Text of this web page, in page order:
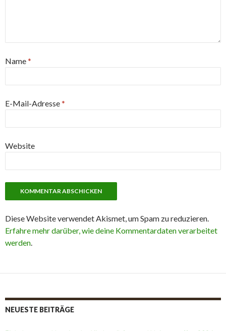
Name*
E-Mail-Adresse*
Website
Diese Website verwendet Akismet, um Spam zu reduzieren.
Erfahre mehr darüber, wie deine Kommentardaten verarbeitet
werden.
NEUESTE BEITRÄGE